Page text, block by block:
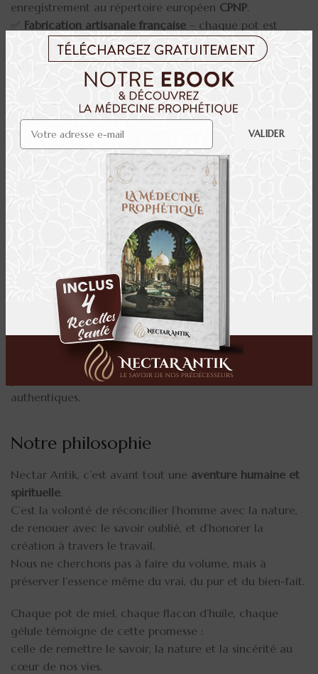
enregistrement au répertoire européen CPNP
Fabrication artisanale française – chaque pot est
conditionné à la mainavec minutie.
Traçabilité et respect des normes– du choix des
matières premières jusqu’à la mise en pot.
Nos produits ne sont jamais industrialisés. Ils sont le fruit
d’un travail manuel, précis, et d’une attention constante
portée à la qualité.
Notre atelier
Tous nos produits sont
conditionnés à la main dans
, dans le respect total de leur intégrité.
température ambiante
afin de préserver les vertus naturelles des ingrédients.
Notre démarche artisanale repose sur la sobriété, la
patience et l’observation : chaque étape compte,
chaque geste a son importance.
Cet engagement se traduit par des produits au plus
proche de leur état naturel, à la fois nobles, sains et
authentiques.
Notre philosophie
Nectar Antik, c’est avant tout une aventure humaine et
spirituelle
C’est la volonté de réconcilier l’homme avec la nature,
de renouer avec le savoir oublié, et d’honorer la
création à travers le travail.
Nous ne cherchons pas à faire du volume, mais à
préserver l’essence même du vrai, du pur et du bien-fait.
Chaque pot de miel, chaque flacon d’huile, chaque
gélule témoigne de cette promesse :
celle de remettre le savoir, la nature et la sincérité au
cœur de nos vies.